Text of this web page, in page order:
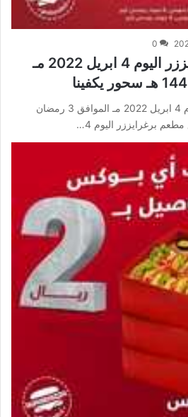
0
عروض مطعم برغرايززر اليوم 4 ابريل 2022 مـ
عروض مطعم برغرايززر اليوم 4 ابريل 2022 مـ الموافق 3 رمضان